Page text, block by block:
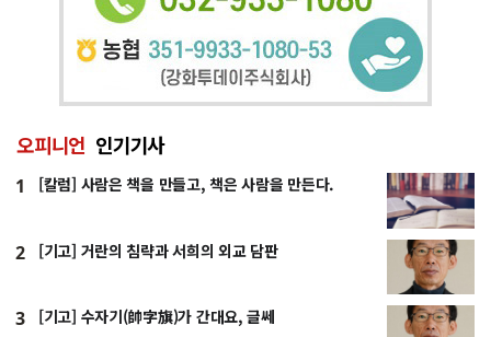
오피니언 인기기사
1 [칼럼] 사람은 책을 만들고, 책은 사람을 만든다.
2 [기고] 거란의 침략과 서희의 외교 담판
3 [기고] 수자기(帥字旗)가 간대요, 글쎄